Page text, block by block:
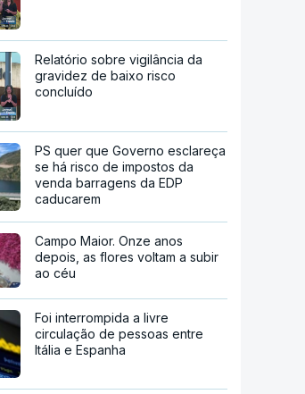
Relatório sobre vigilância da
gravidez de baixo risco
concluído
PS quer que Governo esclareça
se há risco de impostos da
venda barragens da EDP
caducarem
Campo Maior. Onze anos
depois, as flores voltam a subir
ao céu
Foi interrompida a livre
circulação de pessoas entre
Itália e Espanha